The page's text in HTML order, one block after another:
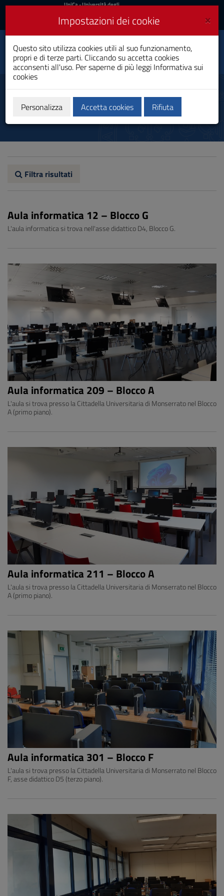
Vai
al
navigazione
sito
Footer
UniCa
Accedi
UniCa- Università degli
Accedi UniCA News
Toggle
navigation
Chimica e Tecnologia
Farmaceutiche
Laurea Magistrale a Ciclo Unico
Aule informatiche
Filtra risultati
Aula informatica 12 – Blocco G
L'aula informatica si trova nell'asse didattico D4, Blocco G.
Aula informatica 209 – Blocco A
L'aula si trova presso la Cittadella Universitaria di Monserrato nel Blocco
A (primo piano).
Aula informatica 211 – Blocco A
L'aula si trova presso la Cittadella Universitaria di Monserrato nel Blocco
A (primo piano).
Aula informatica 301 – Blocco F
L'aula si trova presso la Cittadella Universitaria di Monserrato nel Blocco
F, asse didattico D5 (terzo piano).
×
Impostazioni dei cookie
Questo sito utilizza cookies utili al suo funzionamento,
propri e di terze parti. Cliccando su accetta cookies
acconsenti all'uso. Per saperne di più leggi Informativa sui
cookies
Personalizza Accetta cookies Rifiuta